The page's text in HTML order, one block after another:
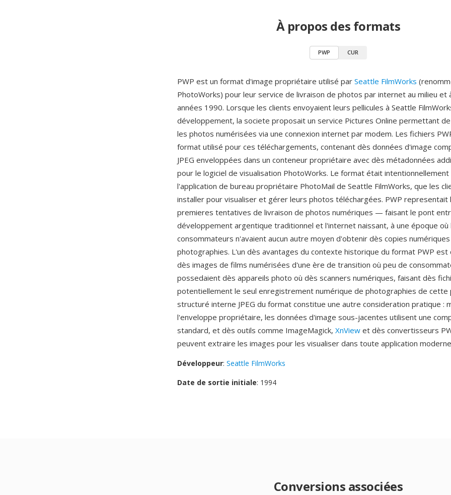
À propos des formats
PWP CUR
PWP est un format d'image propriétaire utilisé par Seattle FilmWorks
PhotoWorks) pour leur service de livraison de photos par internet au milieu et
années 1990. Lorsque les clients envoyaient leurs pellicules à Seattle
développement, la societe proposait un service Pictures Online permettant
les photos numérisées via une connexion internet par modem. Les fichiers
format utilisé pour ces téléchargements, contenant dès données d'image
JPEG enveloppées dans un conteneur propriétaire avec dès métadonnées
pour le logiciel de visualisation PhotoWorks. Le format était intentionnellement
l'application de bureau propriétaire PhotoMail de Seattle FilmWorks, que les
installer pour visualiser et gérer leurs photos téléchargées. PWP representait
premieres tentatives de livraison de photos numériques — faisant le pont
développement argentique traditionnel et l'internet naissant, à une époque où
consommateurs n'avaient aucun autre moyen d'obtenir dès copies
photographies. L'un dès avantages du contexte historique du format PWP
dès images de films numérisées d'une ère de transition où peu de
possedaient dès appareils photo où dès scanners numériques, faisant dès
potentiellement le seul enregistrement numérique de photographies de cette
structuré interne JPEG du format constitue une autre consideration pratique :
l'enveloppe propriétaire, les données d'image sous-jacentes utilisent une
standard, et dès outils comme ImageMagick, XnView et dès convertisseurs
peuvent extraire les images pour les visualiser dans toute application
Développeur: Seattle FilmWorks
Date de sortie initiale: 1994
Conversions associées